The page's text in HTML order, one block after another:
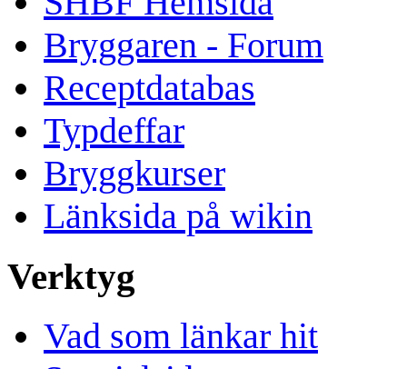
Bryggaren - Forum
Receptdatabas
Typdeffar
Bryggkurser
Länksida på wikin
Verktyg
Vad som länkar hit